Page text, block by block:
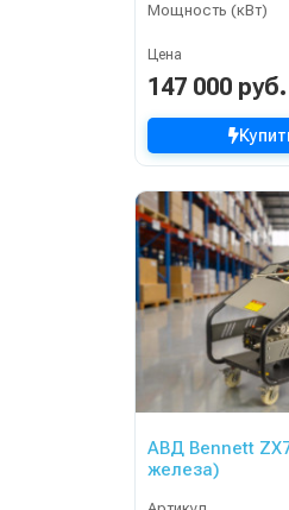
Мощность (кВт)
Цена
147 000 руб.
АВД Bennett
железа)